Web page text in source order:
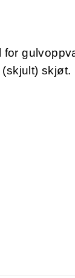
skjøt.